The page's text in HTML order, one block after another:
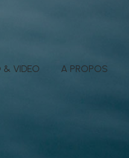
& VIDEO A PROPOS